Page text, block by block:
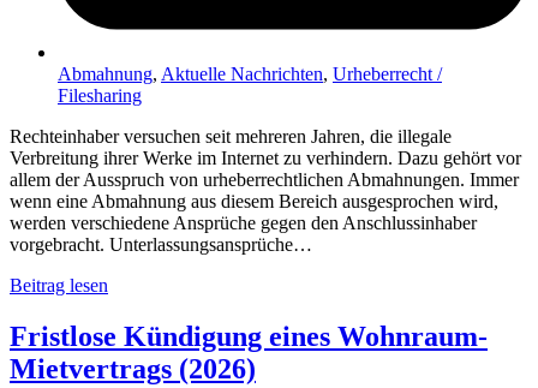
Abmahnung, Aktuelle Nachrichten, Urheberrecht /
Filesharing
Rechteinhaber versuchen seit mehreren Jahren, die illegale
Verbreitung ihrer Werke im Internet zu verhindern. Dazu gehört vor
allem der Ausspruch von urheberrechtlichen Abmahnungen. Immer
wenn eine Abmahnung aus diesem Bereich ausgesprochen wird,
werden verschiedene Ansprüche gegen den Anschlussinhaber
vorgebracht. Unterlassungsansprüche…
Beitrag lesen
Fristlose Kündigung eines Wohnraum-
Mietvertrags (2026)